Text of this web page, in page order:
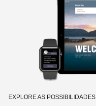
EXPLORE AS POSSIBILIDADES